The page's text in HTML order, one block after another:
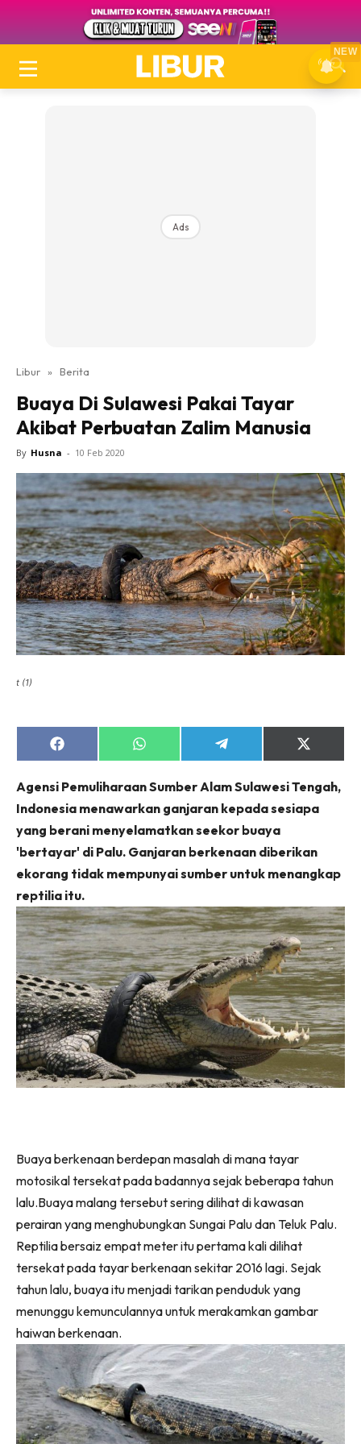
Ads
Libur » Berita
Buaya Di Sulawesi Pakai Tayar
Akibat Perbuatan Zalim Manusia
By Husna - 10 Feb 2020
t (1)
Share
on
Share
on
Share
on
Share
on
(Twitter)
Agensi Pemuliharaan Sumber Alam Sulawesi Tengah,
Indonesia menawarkan ganjaran kepada sesiapa
yang berani menyelamatkan seekor buaya
'bertayar' di Palu. Ganjaran berkenaan diberikan
ekorang tidak mempunyai sumber untuk menangkap
reptilia itu.
Buaya berkenaan berdepan masalah di mana tayar
motosikal tersekat pada badannya sejak beberapa tahun
lalu.Buaya malang tersebut sering dilihat di kawasan
perairan yang menghubungkan Sungai Palu dan Teluk Palu.
Reptilia bersaiz empat meter itu pertama kali dilihat
tersekat pada tayar berkenaan sekitar 2016 lagi. Sejak
tahun lalu, buaya itu menjadi tarikan penduduk yang
menunggu kemunculannya untuk merakamkan gambar
haiwan berkenaan.
NEW